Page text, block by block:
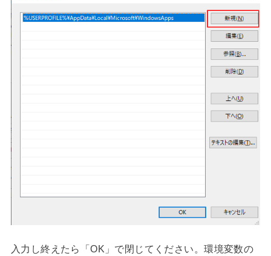
入力し終えたら「OK」で閉じてください。環境変数の